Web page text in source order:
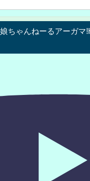
ちゃんねーるアーガマ